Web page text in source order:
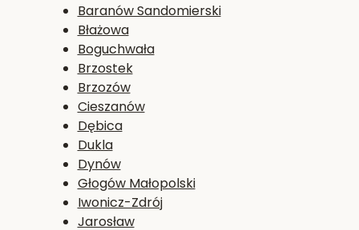
Baranów Sandomierski
Błażowa
Boguchwała
Brzostek
Brzozów
Cieszanów
Dębica
Dukla
Dynów
Głogów Małopolski
Iwonicz-Zdrój
Jarosław